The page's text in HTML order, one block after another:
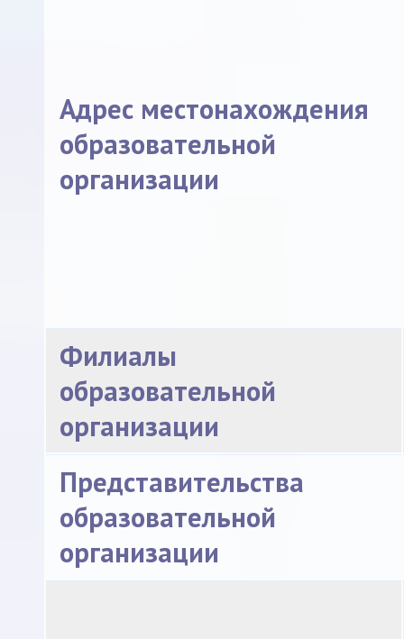
Адрес местонахождения
образовательной
организации
Филиалы
образовательной
организации
Представительства
образовательной
организации